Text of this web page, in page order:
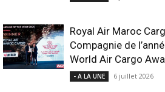
Royal Air Maroc
Compagnie de
World Air Cargo
- A LA UNE 6 juillet 2026